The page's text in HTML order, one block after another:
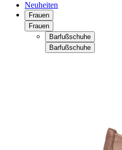
Neuheiten
Frauen
Frauen
Barfußschuhe
Barfußschuhe